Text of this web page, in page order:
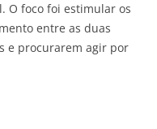
O foco foi estimular os
entre as duas
e procurarem agir por